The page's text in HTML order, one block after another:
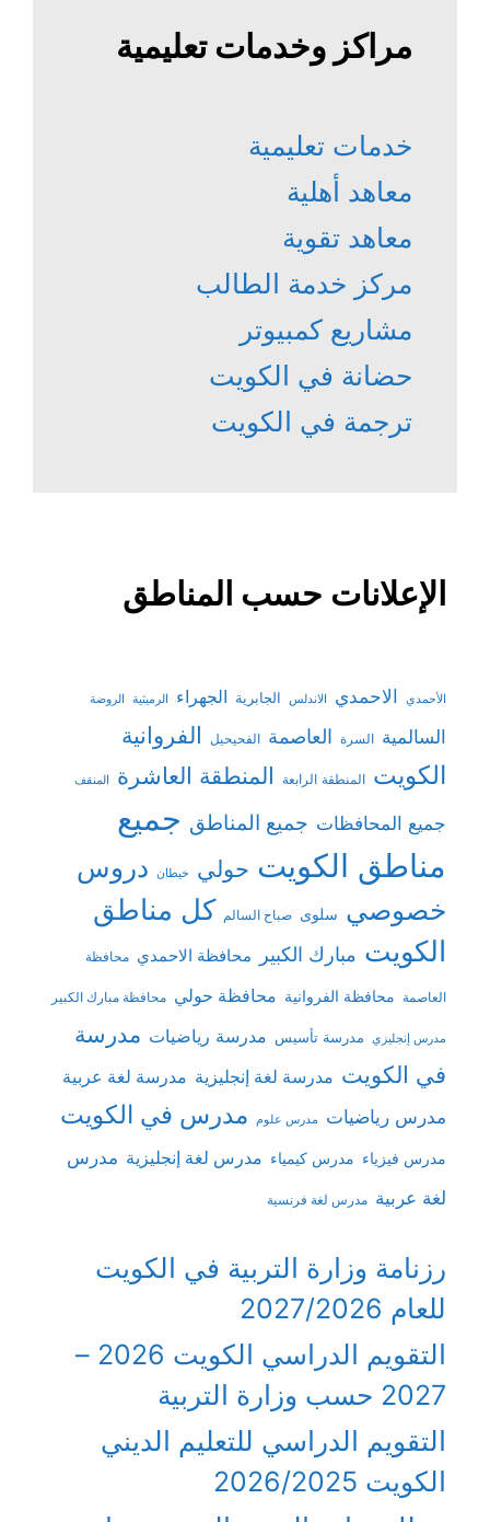
مراكز وخدمات تعليمية
خدمات تعليمية
معاهد أهلية
معاهد تقوية
مركز خدمة الطالب
مشاريع كمبيوتر
حضانة في الكويت
ترجمة في الكويت
الإعلانات حسب المناطق
الأحمدي الاحمدي الاندلس الجابرية الجهراء الرميثية الروضة
السالمية السرة العاصمة الفحيحيل الفروانية
الكويت المنطقة الرابعة المنطقة العاشرة المنقف
جميع المحافظات جميع المناطق جميع
مناطق الكويت حولي خيطان دروس
خصوصي سلوى صباح السالم كل مناطق
الكويت مبارك الكبير محافظة الاحمدي محافظة
العاصمة محافظة الفروانية محافظة حولي محافظة مبارك الكبير
مدرس إنجليزي مدرسة تأسيس مدرسة رياضيات مدرسة
في الكويت مدرسة لغة إنجليزية مدرسة لغة عربية
مدرس رياضيات مدرس علوم مدرس في الكويت
مدرس فيزياء مدرس كيمياء مدرس لغة إنجليزية مدرس
لغة عربية مدرس لغة فرنسية
رزنامة وزارة التربية في الكويت
للعام 2027/2026
التقويم الدراسي الكويت 2026 –
2027 حسب وزارة التربية
التقويم الدراسي للتعليم الديني
الكويت 2026/2025